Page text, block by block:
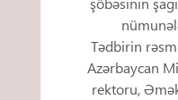
Tədbirin
Azərbaycan
rektoru,